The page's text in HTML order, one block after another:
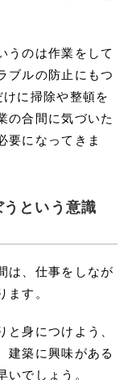
うのは作業をして
ブルの防止にもつ
に掃除や整頓を
の合間に気づいた
要になってきま
という意識
は、仕事をしなが
す。
身につけよう、
建築に興味がある
でしょう。